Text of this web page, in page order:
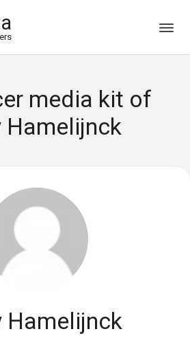
media kit of
Hamelijnck
Hamelijnck